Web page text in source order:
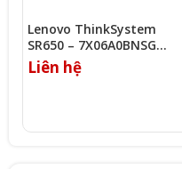
Lenovo ThinkSystem
SR650 – 7X06A0BNSG
(Silver 4216/16GB/930-8i)
Liên hệ